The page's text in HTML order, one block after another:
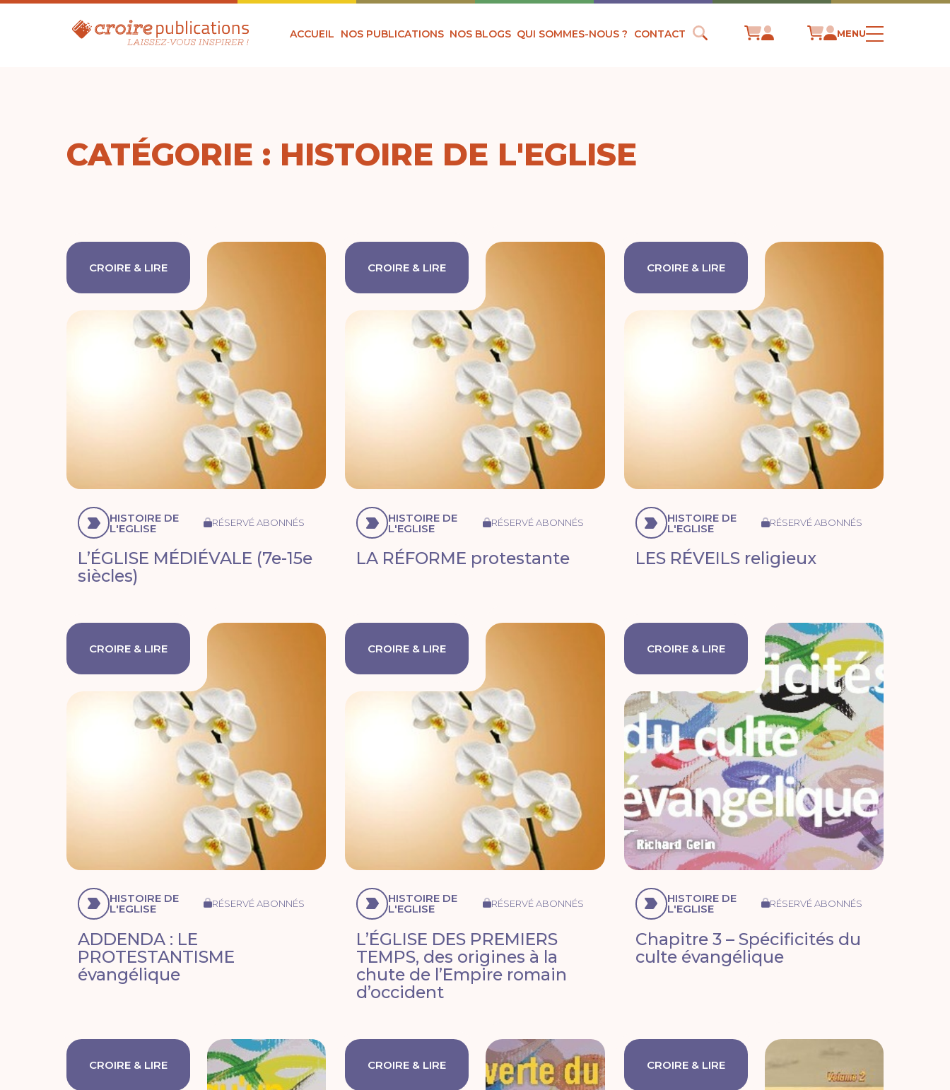
ACCUEIL NOS PUBLICATIONS NOS BLOGS QUI SOMMES-NOUS ? CONTACT MENU
CATÉGORIE : HISTOIRE DE L'EGLISE
CROIRE & LIRE
HISTOIRE DE
L'EGLISE RÉSERVÉ ABONNÉS
L’ÉGLISE MÉDIÉVALE (7e-15e
siècles)
CROIRE & LIRE
HISTOIRE DE
L'EGLISE RÉSERVÉ ABONNÉS
LA RÉFORME protestante
CROIRE & LIRE
HISTOIRE DE
L'EGLISE RÉSERVÉ ABONNÉS
LES RÉVEILS religieux
CROIRE & LIRE
HISTOIRE DE
L'EGLISE RÉSERVÉ ABONNÉS
ADDENDA : LE
PROTESTANTISME
évangélique
CROIRE & LIRE
HISTOIRE DE
L'EGLISE RÉSERVÉ ABONNÉS
L’ÉGLISE DES PREMIERS
TEMPS, des origines à la
chute de l’Empire romain
d’occident
CROIRE & LIRE
HISTOIRE DE
L'EGLISE RÉSERVÉ ABONNÉS
Chapitre 3 – Spécificités du
culte évangélique
CROIRE & LIRE CROIRE & LIRE CROIRE & LIRE